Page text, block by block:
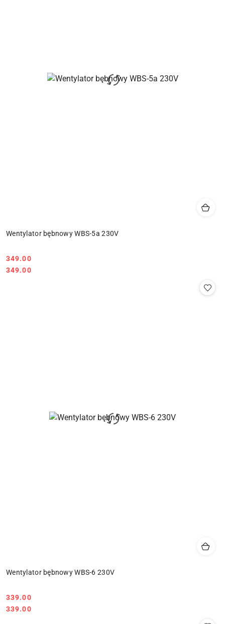
Wentylator bębnowy WBS-5a 230V
Cena:
349.00
Cena:
349.00
Wentylator bębnowy WBS-6 230V
Cena:
339.00
Cena:
339.00